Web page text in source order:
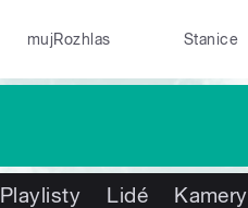
mujRozhlas Stanice
Playlisty Lidé Kamery